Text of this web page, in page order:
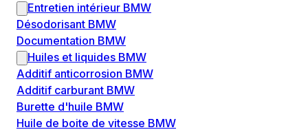
Entretien intérieur BMW
Désodorisant BMW
Documentation BMW
Huiles et liquides BMW
Additif anticorrosion BMW
Additif carburant BMW
Burette d'huile BMW
Huile de boite de vitesse BMW